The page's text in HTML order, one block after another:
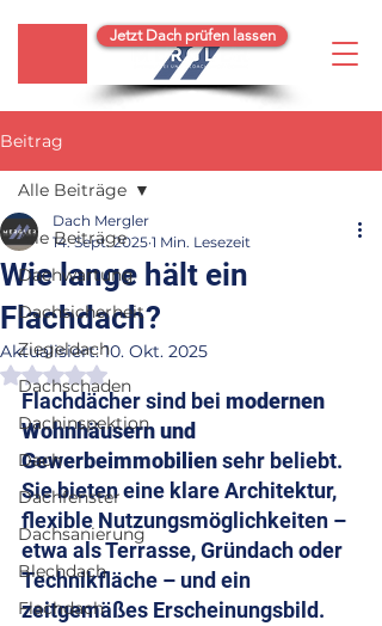
Jetzt Dach prüfen lassen
Beitrag
Alle Beiträge
Dachwartung
Dachsicherheit
Ziegeldach
Dachschaden
Dachinspektion
Dach
Dachfenster
Dachsanierung
Blechdach
Flachdach
Alle Beiträge
Wie lange hält ein
Flachdach?
Dach Mergler
14. Sept. 2025 1 Min. Lesezeit
Aktualisiert:10. Okt. 2025
Mit NaN von 5 Sternen bewertet.
Flachdächer sind bei modernen
Wohnhäusern und
Gewerbeimmobilien sehr beliebt.
Sie bieten eine klare Architektur,
flexible Nutzungsmöglichkeiten –
etwa als Terrasse, Gründach oder
Technikfläche – und ein
zeitgemäßes Erscheinungsbild.